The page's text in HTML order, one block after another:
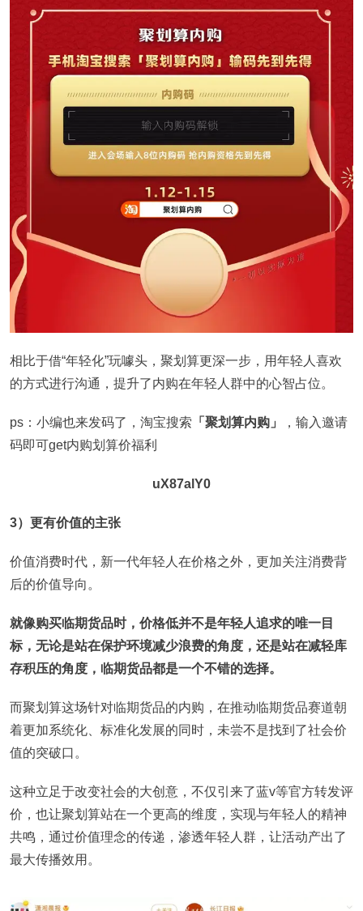
相比于借“年轻化”玩噱头，聚划算更深一步，用年轻人喜欢
的方式进行沟通，提升了内购在年轻人群中的心智占位。
ps：小编也来发码了，淘宝搜索 「聚划算内购」
，输入邀请
码即可get内购划算价福利
uX87alY0
3）更有价值的主张
价值消费时代，新一代年轻人在价格之外，更加关注消费背
后的价值导向。
就像购买临期货品时，价格低并不是年轻人追求的唯一目
标，无论是站在保护环境减少浪费的角度，还是站在减轻库
存积压的角度，临期货品都是一个不错的选择。
而聚划算这场针对临期货品的内购，在推动临期货品赛道朝
着更加系统化、标准化发展的同时，未尝不是找到了社会价
值的突破口。
这种立足于改变社会的大创意，不仅引来了蓝v等官方转发评
价，也让聚划算站在一个更高的维度，实现与年轻人的精神
共鸣，通过价值理念的传递，渗透年轻人群，让活动产出了
最大传播效用。